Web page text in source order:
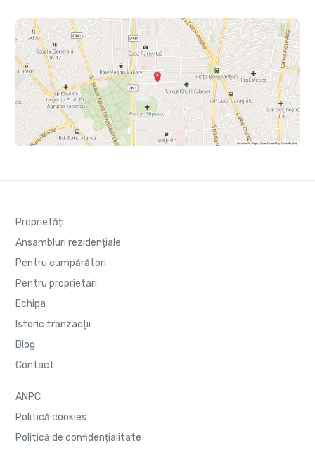
Proprietăți
Ansambluri rezidențiale
Pentru cumpărători
Pentru proprietari
Echipa
Istoric tranzacții
Blog
Contact
ANPC
Politică cookies
Politică de confidențialitate